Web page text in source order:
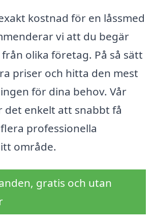
kostnad för en låssmed
vi att du begär
olika företag. På så sätt
priser och hitta den mest
för dina behov. Vår
enkelt att snabbt få
professionella
område.
gratis och utan